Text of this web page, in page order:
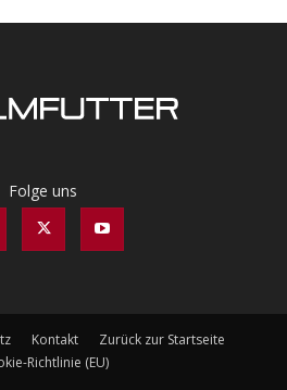
Folge uns
Kontakt
Zurück zur Startseite
Richtlinie (EU)